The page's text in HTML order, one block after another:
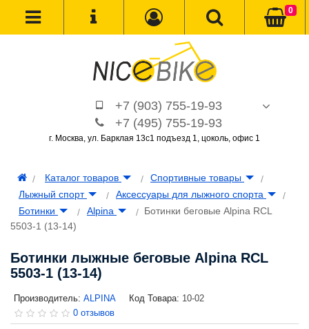
+7 (903) 755-19-93
+7 (495) 755-19-93
г. Москва, ул. Барклая 13с1 подъезд 1, цоколь, офис 1
0
Каталог товаров
Спортивные товары
Лыжный спорт
Аксессуары для лыжного спорта
Ботинки
Alpina
Ботинки беговые Alpina RCL
5503-1 (13-14)
Ботинки лыжные беговые Alpina RCL
5503-1 (13-14)
Производитель: ALPINA Код Товара: 10-02
0 отзывов